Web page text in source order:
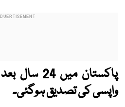
پاکستان
واپسی کی تصدیق ہوگئی۔